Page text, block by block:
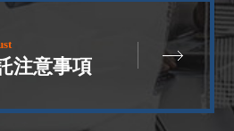
注意事項